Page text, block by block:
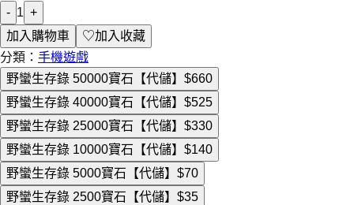
- 1 +
加入購物車
♡加入收藏
分類： 手機遊戲
野蠻生存錄 50000寶石【代儲】 $660
野蠻生存錄 40000寶石【代儲】 $525
野蠻生存錄 25000寶石【代儲】 $330
野蠻生存錄 10000寶石【代儲】 $140
野蠻生存錄 5000寶石【代儲】 $70
野蠻生存錄 2500寶石【代儲】 $35